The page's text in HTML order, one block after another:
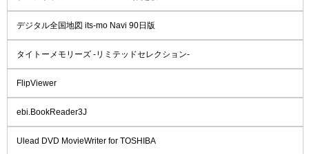
デジタル全国地図 its-mo Navi 90日版
タイトーメモリーズ -リミテッドセレクション-
FlipViewer
ebi.BookReader3J
Ulead DVD MovieWriter for TOSHIBA